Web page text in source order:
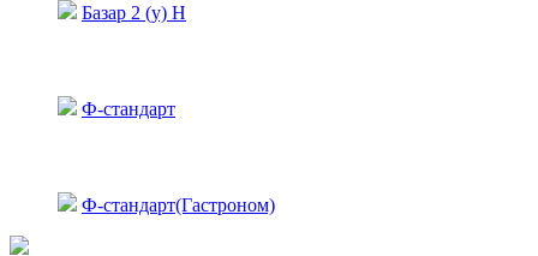
Базар 2 (у) Н
Ф-стандарт
Ф-стандарт(Гастроном)